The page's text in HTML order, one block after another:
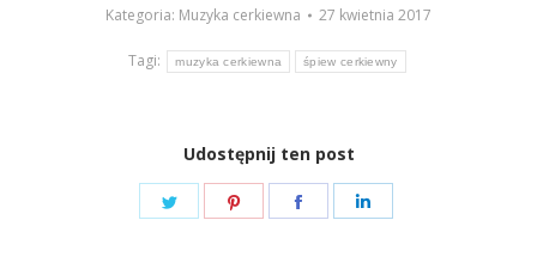
Kategoria: Muzyka cerkiewna 27 kwietnia 2017
Tagi: muzyka cerkiewna śpiew cerkiewny
Udostępnij ten post
Share
Share
Share